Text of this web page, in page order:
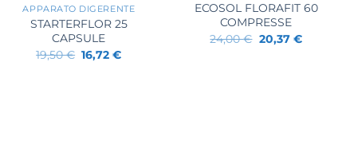
APPARATO DIGERENTE
STARTERFLOR 25
CAPSULE
19,50€ Il
prezzo
16,72€Il
ECOSOL FLORAFIT 60
COMPRESSE
24,00€ Il
prezzo
20,37 €Il